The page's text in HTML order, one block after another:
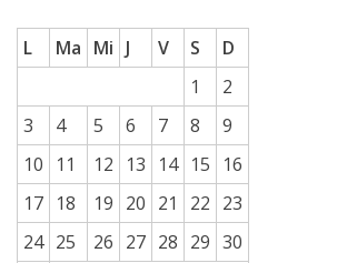
L Ma Mi J V S
D
1
2
3
4 5 6 7 8
9
10
11 12 13 14 15
16
17 18 19 20 21 22 23
24 25 26 27 28 29 30